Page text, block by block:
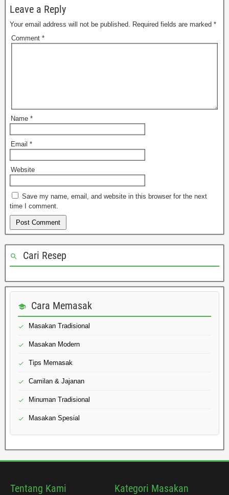
Leave a Reply
Your email address will not be published. Required fields are marked *
Comment *
Name *
Email *
Website
Save my name, email, and website in this browser for the next
time I comment.
Cari Resep
Cara Memasak
Masakan Tradisional
Masakan Modern
Tips Memasak
Camilan & Jajanan
Minuman Tradisional
Masakan Spesial
Tentang Kami Kategori Masakan